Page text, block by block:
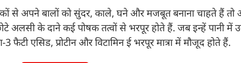
से अपने बालों को सुंदर, काले, घने और मजबूत बनाना चाहते हैं
के दाने कई पोषक तत्वों से भरपूर होते हैं. जब इन्हें पानी में
एसिड, प्रोटीन और विटामिन ई भरपूर मात्रा में मौजूद होते हैं.